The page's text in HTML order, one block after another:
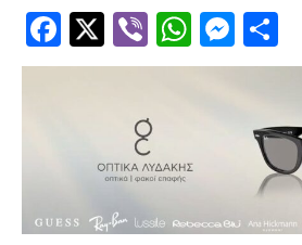
Facebook
Twitter
Viber